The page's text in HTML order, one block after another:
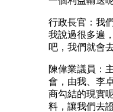
行政長官：我
我說過很多遍
吧，我們就會
陳偉業議員：
會，由我、李
商勾結的現實
料，讓我們去